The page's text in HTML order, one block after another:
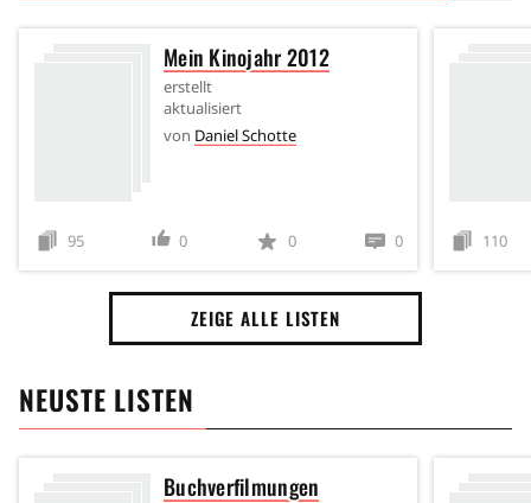
Mein Kinojahr 2012
erstellt
aktualisiert
von Daniel Schotte
95 0 0 0 110
ZEIGE ALLE LISTEN
NEUSTE LISTEN
Buchverfilmungen